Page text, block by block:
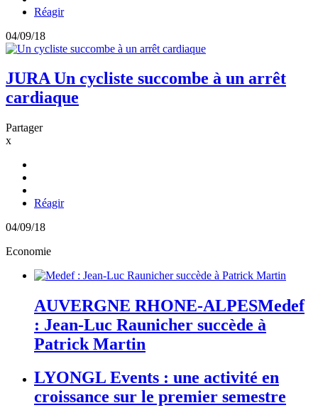
Réagir
04/09/18
JURAUn cycliste succombe à un arrêt
cardiaque
Partager
x
Réagir
04/09/18
Economie
AUVERGNE RHONE-ALPESMedef
: Jean-Luc Raunicher succède à
Patrick Martin
LYONGL Events : une activité en
croissance sur le premier semestre